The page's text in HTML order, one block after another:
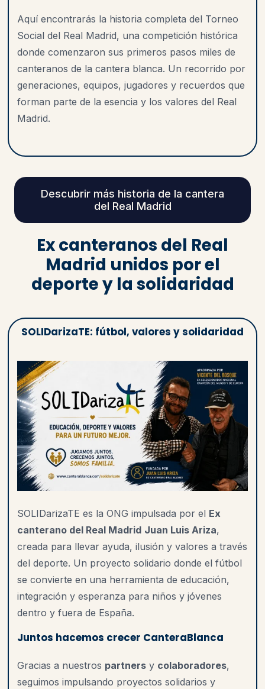
Aquí encontrarás la historia completa del Torneo
Social del Real Madrid, una competición histórica
donde comenzaron sus primeros pasos miles de
canteranos de la cantera blanca. Un recorrido por
generaciones, equipos, jugadores y recuerdos que
forman parte de la esencia y los valores del Real
Madrid.
Descubrir más historia de la cantera
del Real Madrid
Ex canteranos del Real
Madrid unidos por el
deporte y la solidaridad
SOLIDarizaTE: fútbol, valores y solidaridad
SOLIDarizaTE es la ONG impulsada por el Ex
canterano del Real Madrid Juan Luis Ariza,
creada para llevar ayuda, ilusión y valores a través
del deporte. Un proyecto solidario donde el fútbol
se convierte en una herramienta de educación,
integración y esperanza para niños y jóvenes
dentro y fuera de España.
Juntos hacemos crecer CanteraBlanca
Gracias a nuestros partnersy colaboradores,
seguimos impulsando proyectos solidarios y